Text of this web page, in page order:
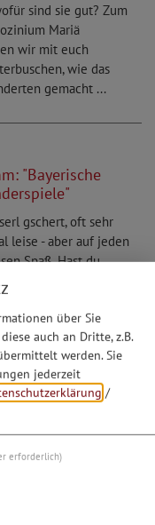
sind sie gut? Zum
Mariä
wir mit euch
wie das
gemacht ...
"Bayerische
gschert, oft sehr
leise - aber auf jeden
Spaß. Hast du
Hennadreck"
"Bibihendal"? Wenn wir
brauchen spielen
Spiele.
...
Kipfenberg
Gedichte und ein
über Sie
auch an Dritte, z.B.
werden. Sie
jederzeit
/
erforderlich)